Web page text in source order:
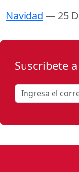
Navidad — 25
Suscribete